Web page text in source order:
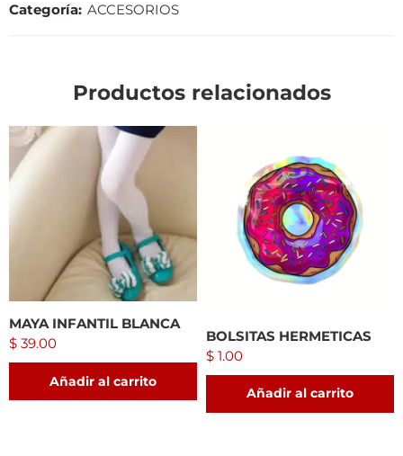
Categoría: ACCESORIOS
Productos relacionados
MAYA INFANTIL BLANCA
$ 39.00
Añadir al carrito
BOLSITAS HERMETICAS
$ 1.00
Añadir al carrito